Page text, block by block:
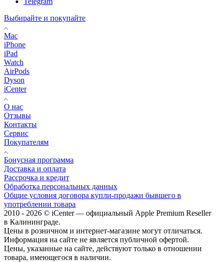
Выбирайте и покупайте
Mac
iPhone
iPad
Watch
AirPods
Dyson
iCenter
О нас
Отзывы
Контакты
Сервис
Покупателям
Бонусная программа
Доставка и оплата
Рассрочка и кредит
Обработка персональных данных
Общие условия договора купли-продажи бывшего в
употреблении товара
2010 - 2026 © iCenter — официальный Apple Premium Reseller
в Калининграде.
Цены в розничном и интернет-магазине могут отличаться.
Информация на сайте не является публичной офертой.
Цены, указанные на сайте, действуют только в отношении
товара, имеющегося в наличии.